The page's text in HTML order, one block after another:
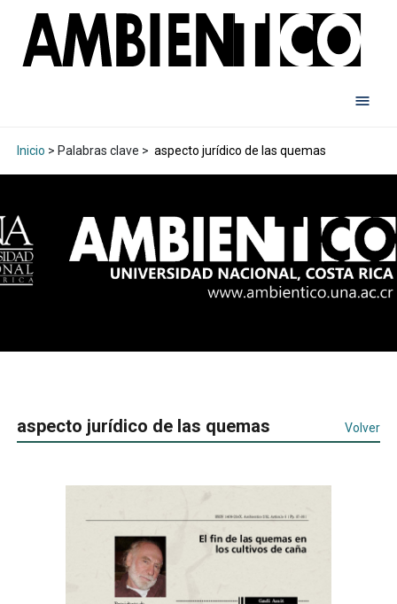
Inicio > Palabras clave > aspecto jurídico de las quemas
aspecto jurídico de las quemas Volver